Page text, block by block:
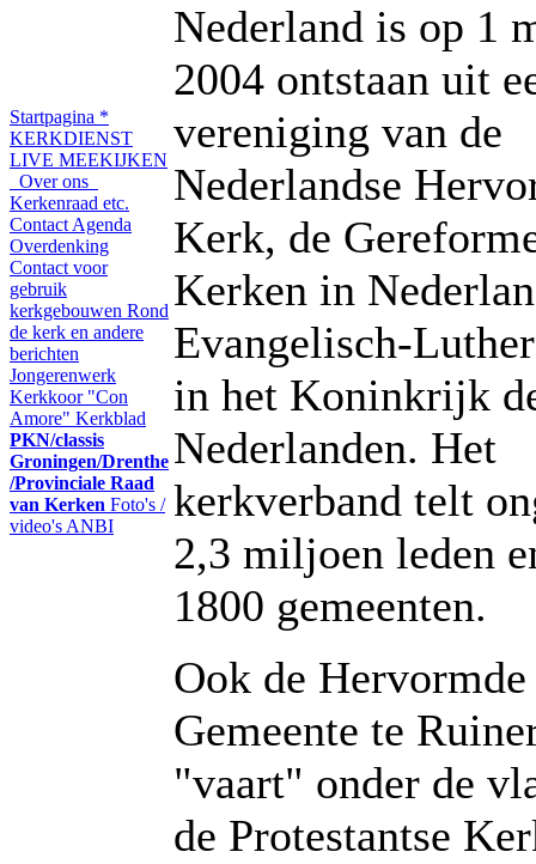
Startpagina *
KERKDIENST
LIVE MEEKIJKEN
Over ons
Kerkenraad etc.
Contact Agenda
Overdenking
Contact voor
gebruik
kerkgebouwen Rond
de kerk en andere
berichten
Jongerenwerk
Kerkkoor "Con
Amore" Kerkblad
PKN/classis
Groningen/Drenthe
/Provinciale Raad
van Kerken Foto's /
video's ANBI
Nederland is op 1
2004 ontstaan uit
vereniging van de
Nederlandse
Kerk, de
Kerken in
Evangelisch-
in het Koninkrijk
Nederlanden. Het
kerkverband telt
2,3 miljoen leden
1800 gemeenten.
Ook de Hervormde
Gemeente te
"vaart" onder de
de Protestantse